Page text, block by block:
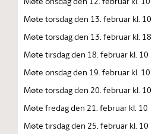
Møte torsdag den 13. februar kl. 10
Møte torsdag den 13. februar kl. 18
Møte tirsdag den 18. februar kl. 10
Møte onsdag den 19. februar kl. 10
Møte torsdag den 20. februar kl. 10
Møte fredag den 21. februar kl. 10
Møte tirsdag den 25. februar kl. 10